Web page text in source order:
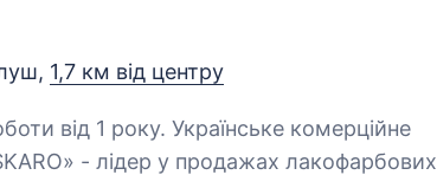
1,7 км від центру
Українське комерційне
- лідер у продажах лакофарбових